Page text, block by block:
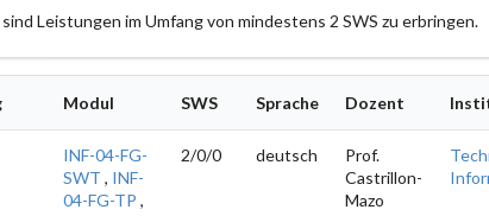
Leistungen im Umfang von mindestens 2 SWS zu erbringen.
Modul SWS Sprache Dozent
INF-04-FG-
SWT , INF-
04-FG-TP ,
2/0/0 deutsch
Prof.
Castrillon-
Mazo